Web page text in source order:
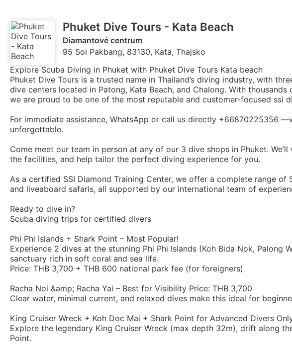
Phuket Dive Tours - Kata Beach
Diamantové centrum
95 Soi Pakbang, 83130, Kata, Thajsko
Explore Scuba Diving in Phuket with Phuket Dive Tours Kata beach
Phuket Dive Tours is a trusted name in Thailand’s diving industry, with
dive centers located in Patong, Kata Beach, and Chalong. With
we are proud to be one of the most reputable and customer-focused ssi
For immediate assistance, WhatsApp or call us directly +66870225356
unforgettable.
Come meet our team in person at any of our 3 dive shops in Phuket.
the facilities, and help tailor the perfect diving experience for you.
As a certified SSI Diamond Training Center, we offer a complete range of
and liveaboard safaris, all supported by our international team of
Ready to dive in?
Scuba diving trips for certified divers
Phi Phi Islands + Shark Point – Most Popular!
Experience 2 dives at the stunning Phi Phi Islands (Koh Bida Nok, Palong
sanctuary rich in soft coral and sea life.
Price: THB 3,700 + THB 600 national park fee (for foreigners)
Racha Noi &amp; Racha Yai – Best for Visibility Price: THB 3,700
Clear water, minimal current, and relaxed dives make this ideal for
King Cruiser Wreck + Koh Doc Mai + Shark Point for Advanced Divers
Explore the legendary King Cruiser Wreck (max depth 32m), drift along
Point.